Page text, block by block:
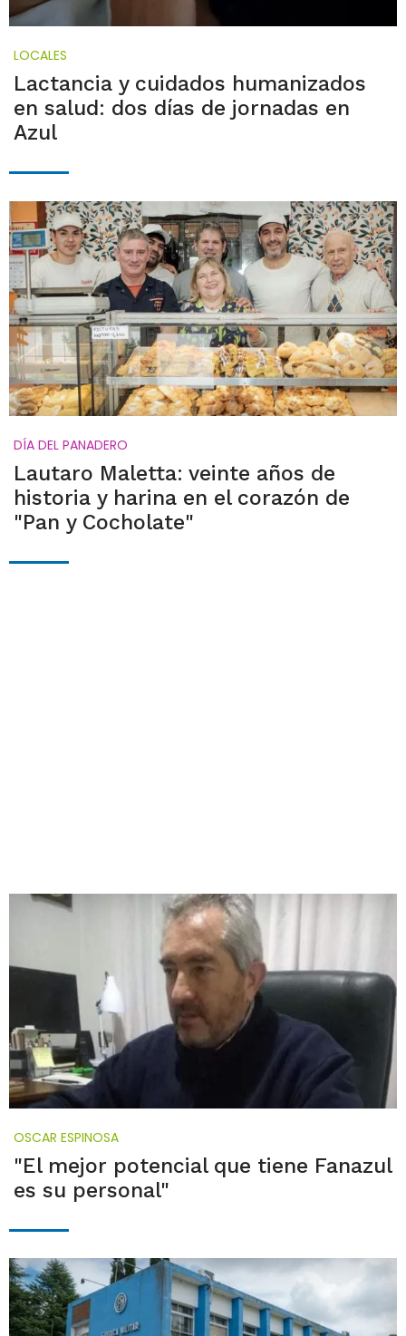
LOCALES
Lactancia y cuidados humanizados
en salud: dos días de jornadas en
Azul
DÍA DEL PANADERO
Lautaro Maletta: veinte años de
historia y harina en el corazón de
"Pan y Cocholate"
OSCAR ESPINOSA
"El mejor potencial que tiene Fanazul
es su personal"